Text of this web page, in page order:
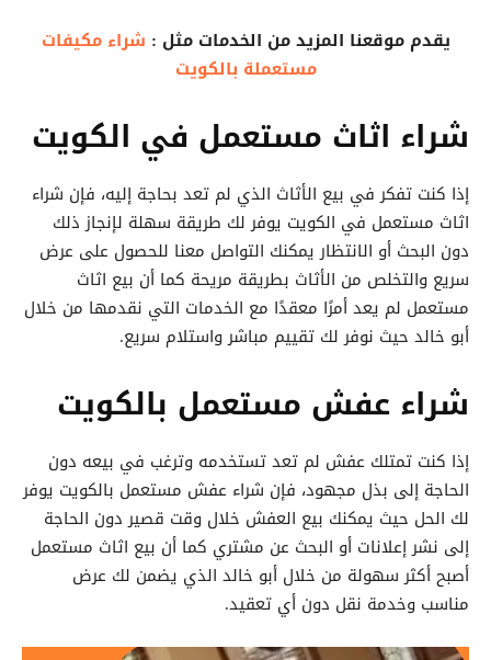
يقدم موقعنا المزيد من الخدمات مثل : شراء مكيفات
مستعملة بالكويت
شراء اثاث مستعمل في الكويت
إذا كنت تفكر في بيع الأثاث الذي لم تعد بحاجة إليه، فإن شراء
اثاث مستعمل في الكويت يوفر لك طريقة سهلة لإنجاز ذلك
دون البحث أو الانتظار يمكنك التواصل معنا للحصول على عرض
سريع والتخلص من الأثاث بطريقة مريحة كما أن بيع اثاث
مستعمل لم يعد أمرًا معقدًا مع الخدمات التي نقدمها من خلال
أبو خالد حيث نوفر لك تقييم مباشر واستلام سريع.
شراء عفش مستعمل بالكويت
إذا كنت تمتلك عفش لم تعد تستخدمه وترغب في بيعه دون
الحاجة إلى بذل مجهود، فإن شراء عفش مستعمل بالكويت يوفر
لك الحل حيث يمكنك بيع العفش خلال وقت قصير دون الحاجة
إلى نشر إعلانات أو البحث عن مشتري كما أن بيع اثاث مستعمل
أصبح أكثر سهولة من خلال أبو خالد الذي يضمن لك عرض
مناسب وخدمة نقل دون أي تعقيد.